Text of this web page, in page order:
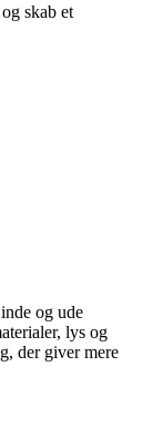
skab et
og ude
lys og
der giver mere